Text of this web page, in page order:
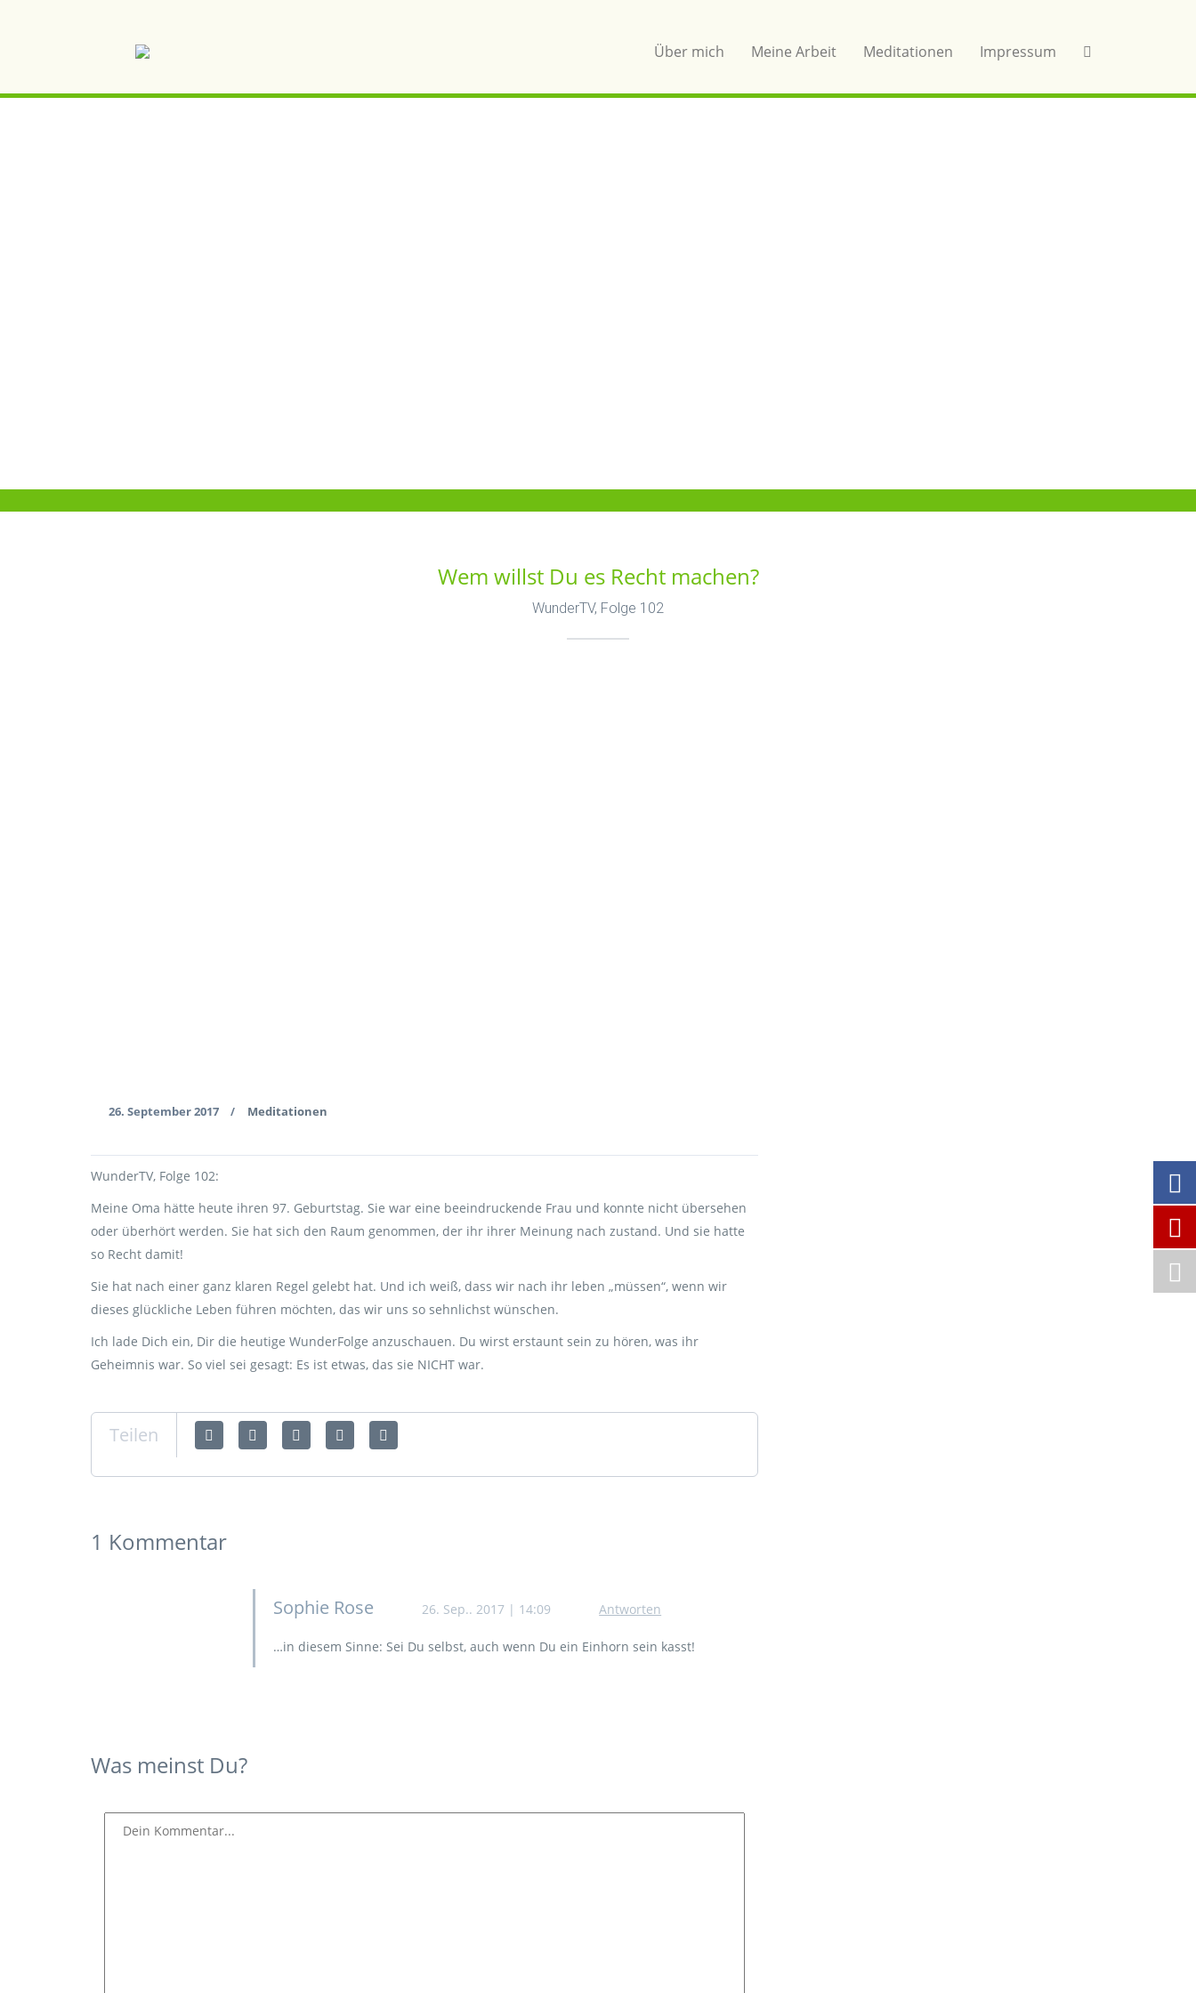
Über mich Meine Arbeit Meditationen Impressum
Wem willst Du es Recht machen?
WunderTV, Folge 102
26. September 2017 / Meditationen
WunderTV, Folge 102:
Meine Oma hätte heute ihren 97. Geburtstag. Sie war eine beeindruckende Frau und konnte nicht übersehen
oder überhört werden. Sie hat sich den Raum genommen, der ihr ihrer Meinung nach zustand. Und sie hatte
so Recht damit!
Sie hat nach einer ganz klaren Regel gelebt hat. Und ich weiß, dass wir nach ihr leben „müssen“, wenn wir
dieses glückliche Leben führen möchten, das wir uns so sehnlichst wünschen.
Ich lade Dich ein, Dir die heutige WunderFolge anzuschauen. Du wirst erstaunt sein zu hören, was ihr
Geheimnis war. So viel sei gesagt: Es ist etwas, das sie NICHT war.
Teilen
1 Kommentar
Sophie Rose 26. Sep.. 2017 | 14:09 Antworten
…in diesem Sinne: Sei Du selbst, auch wenn Du ein Einhorn sein kasst!
Was meinst Du?